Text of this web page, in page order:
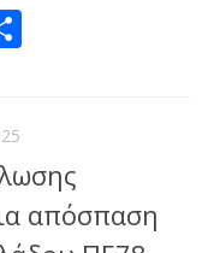
απόσπαση